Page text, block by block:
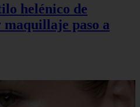
helénico de
maquillaje paso a